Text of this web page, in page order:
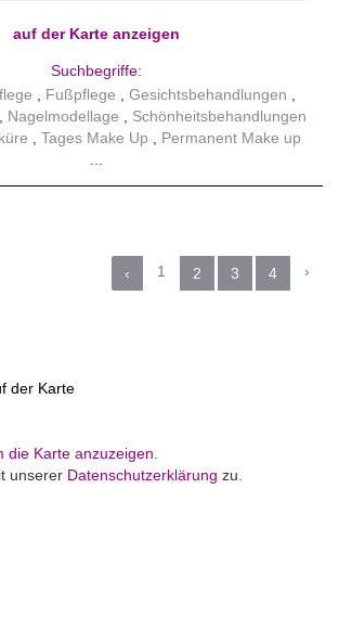
auf der Karte anzeigen
Suchbegriffe:
Fußpflege
Gesichtsbehandlungen
Nagelmodellage
Schönheitsbehandlungen
Tages Make Up Permanent Make up
‹ 1 2 3 4 ›
der Karte
die Karte anzuzeigen.
unserer Datenschutzerklärung zu.